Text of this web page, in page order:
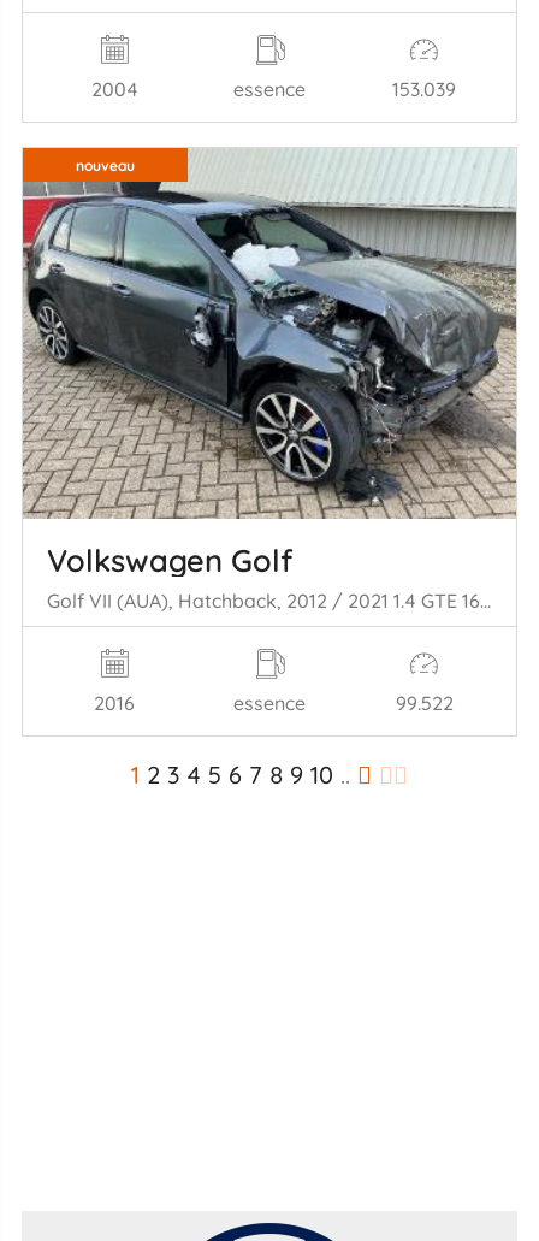
2004 essence 153.039
nouveau
Volkswagen Golf
Golf VII (AUA), Hatchback, 2012 / 2021 1.4 GTE 16V
2016 essence 99.522
1 2 3 4 5 6 7 8 9 10 ..